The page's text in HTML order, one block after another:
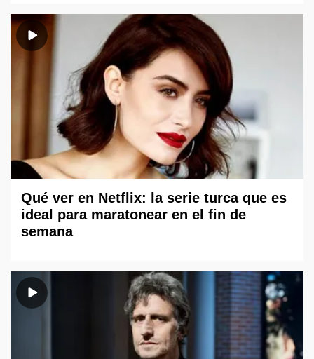
Qué ver en Netflix: la serie turca que es
ideal para maratonear en el fin de
semana